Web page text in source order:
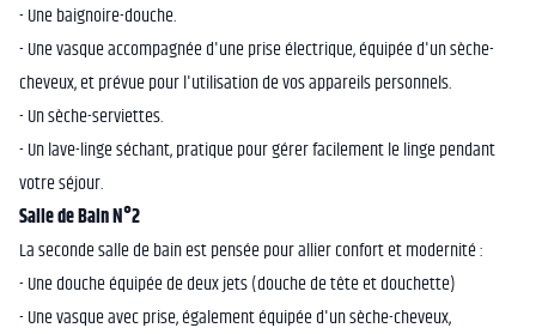
- Une baignoire-douche.
- Une vasque accompagnée d'une prise électrique, équipée d'un sèche-
cheveux, et prévue pour l'utilisation de vos appareils personnels.
- Un sèche-serviettes.
- Un lave-linge séchant, pratique pour gérer facilement le linge pendant
votre séjour.
Salle de Bain N°2
La seconde salle de bain est pensée pour allier confort et modernité :
- Une douche équipée de deux jets (douche de tête et douchette)
- Une vasque avec prise, également équipée d'un sèche-cheveux,